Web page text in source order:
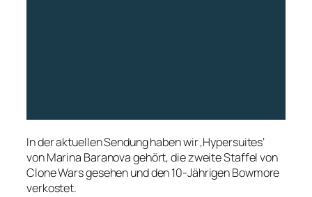
In der aktuellen Sendung haben wir ‚Hypersuites‘
von Marina Baranova gehört, die zweite Staffel von
Clone Wars gesehen und den 10-Jährigen Bowmore
verkostet.